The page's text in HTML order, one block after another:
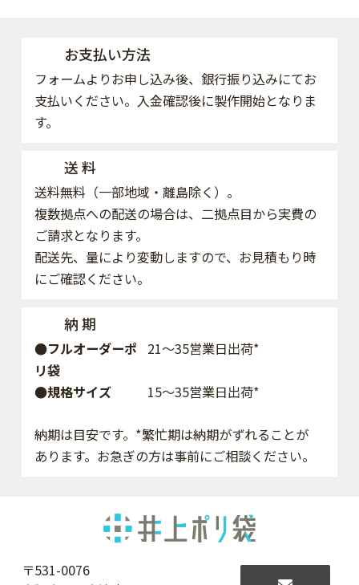
お支払い方法
フォームよりお申し込み後、銀行振り込みにてお
支払いください。入金確認後に製作開始となりま
す。
送 料
送料無料（一部地域・離島除く）。
複数拠点への配送の場合は、二拠点目から実費の
ご請求となります。
配送先、量により変動しますので、お見積もり時
にご確認ください。
納 期
●フルオーダーポ
リ袋
21～35営業日出荷*
●規格サイズ 15～35営業日出荷*
納期は目安です。*繁忙期は納期がずれることが
あります。お急ぎの方は事前にご相談ください。
〒531-0076